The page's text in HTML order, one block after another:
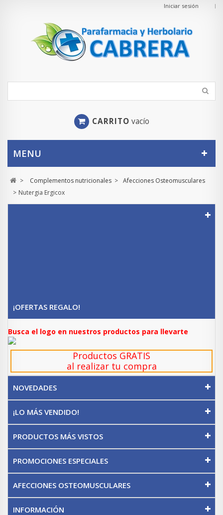
Iniciar sesión
CARRITO vacío
MENU
> Complementos nutricionales > Afecciones Osteomusculares
> Nutergia Ergicox
¡OFERTAS REGALO!
Busca el logo en nuestros productos para llevarte
Productos GRATIS
al realizar tu compra
NOVEDADES
¡LO MÁS VENDIDO!
PRODUCTOS MÁS VISTOS
PROMOCIONES ESPECIALES
AFECCIONES OSTEOMUSCULARES
INFORMACIÓN